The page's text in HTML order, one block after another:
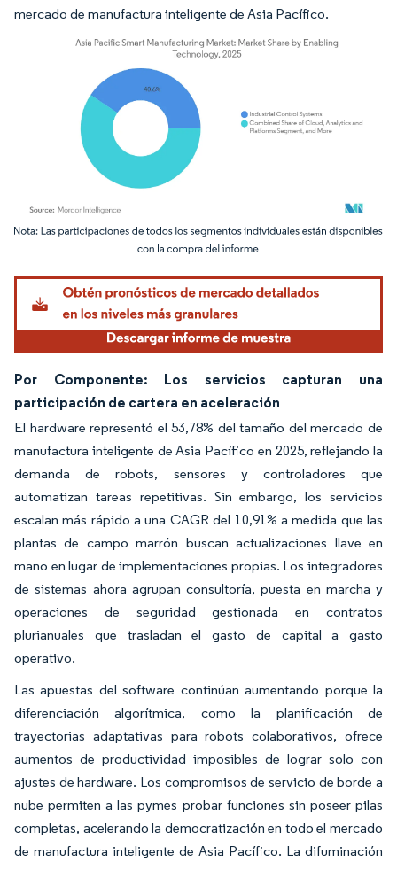
mercado de manufactura inteligente de Asia Pacífico.
Imagen © Mordor Intelligence. El uso requiere atribución según CC BY 4.0.
Por Componente: Los servicios capturan una
participación de cartera en aceleración
El hardware representó el 53,78% del tamaño del mercado de
manufactura inteligente de Asia Pacífico en 2025, reflejando la
demanda de robots, sensores y controladores que
automatizan tareas repetitivas. Sin embargo, los servicios
escalan más rápido a una CAGR del 10,91% a medida que las
plantas de campo marrón buscan actualizaciones llave en
mano en lugar de implementaciones propias. Los integradores
de sistemas ahora agrupan consultoría, puesta en marcha y
operaciones de seguridad gestionada en contratos
plurianuales que trasladan el gasto de capital a gasto
operativo.
Las apuestas del software continúan aumentando porque la
diferenciación algorítmica, como la planificación de
trayectorias adaptativas para robots colaborativos, ofrece
aumentos de productividad imposibles de lograr solo con
ajustes de hardware. Los compromisos de servicio de borde a
nube permiten a las pymes probar funciones sin poseer pilas
completas, acelerando la democratización en todo el mercado
de manufactura inteligente de Asia Pacífico. La difuminación